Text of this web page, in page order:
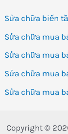
Sửa chữa biến
Sửa chữa mua
Sửa chữa mua
Sửa chữa mua
Sửa chữa mua
Copyright ©